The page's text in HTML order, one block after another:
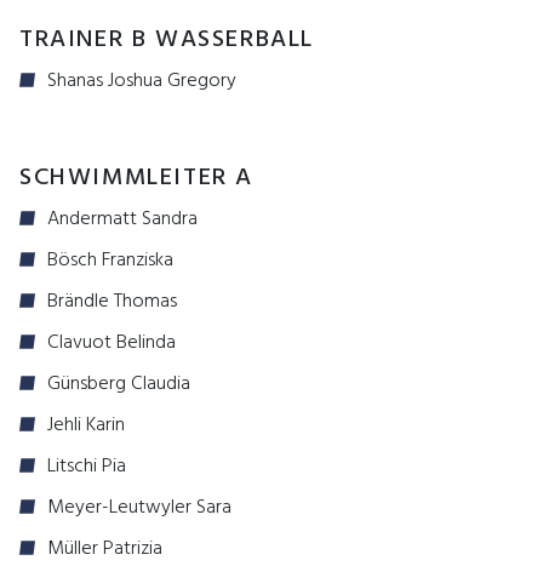
TRAINER B WASSERBALL
Shanas Joshua Gregory
SCHWIMMLEITER A
Andermatt Sandra
Bösch Franziska
Brändle Thomas
Clavuot Belinda
Günsberg Claudia
Jehli Karin
Litschi Pia
Meyer-Leutwyler Sara
Müller Patrizia